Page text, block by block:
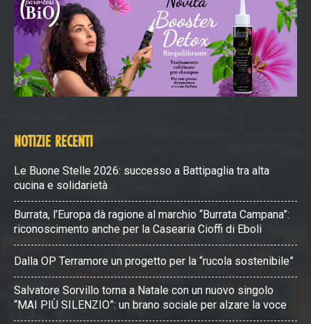
NOTIZIE RECENTI
Le Buone Stelle 2026: successo a Battipaglia tra alta
cucina e solidarietà
Burrata, l’Europa dà ragione al marchio “Burrata Campana”:
riconoscimento anche per la Casearia Cioffi di Eboli
Dalla OP Terramore un progetto per la “rucola sostenibile”
Salvatore Sorvillo torna a Natale con un nuovo singolo
“MAI PIÙ SILENZIO”: un brano sociale per alzare la voce